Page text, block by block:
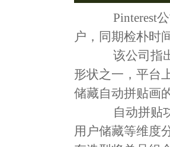
Pinterest公
户，同期检朴时
该公司指出
形状之一，平台
储藏自动拼贴画
自动拼贴功
用户储藏等维度